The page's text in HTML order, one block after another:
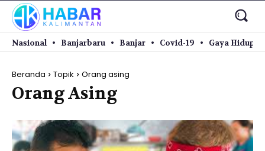
Nasional Banjarbaru Banjar Covid-19 Gaya Hidup
Beranda Topik Orang asing
Orang Asing